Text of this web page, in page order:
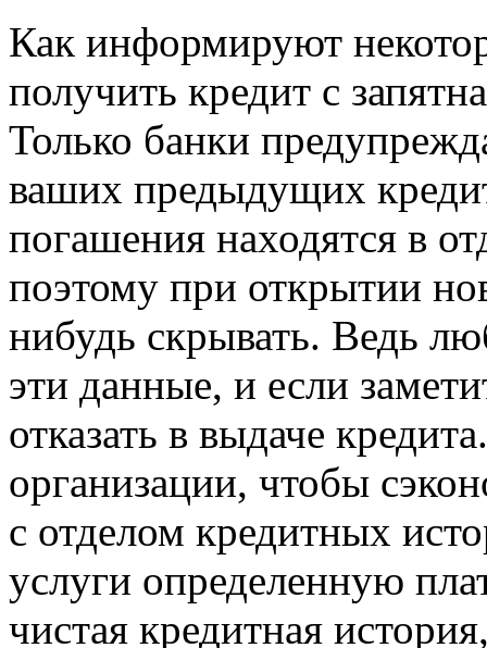
Как информируют
получить кредит с
Только банки
ваших предыдущих
погашения находятся в
поэтому при открытии
нибудь скрывать. Ведь
эти данные, и если
отказать в выдаче
организации, чтобы
с отделом кредитных
услуги определенную
чистая кредитная